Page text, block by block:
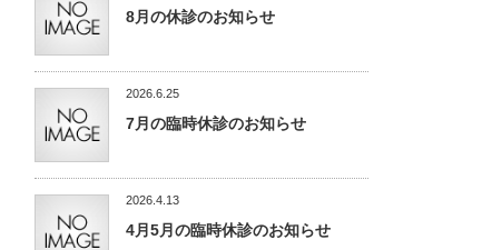
8月の休診のお知らせ
2026.6.25
7月の臨時休診のお知らせ
2026.4.13
4月5月の臨時休診のお知らせ